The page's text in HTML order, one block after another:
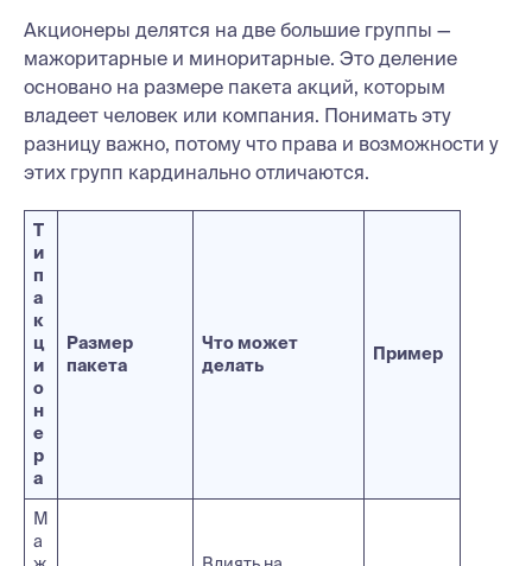
Акционеры делятся на две большие группы —
мажоритарные и миноритарные. Это деление
основано на размере пакета акций, которым
владеет человек или компания. Понимать эту
разницу важно, потому что права и возможности у
этих групп кардинально отличаются.
Т
и
п
а
к
ц
и
о
н
е
р
а
Размер
пакета
Что может
делать
Пример
М
а